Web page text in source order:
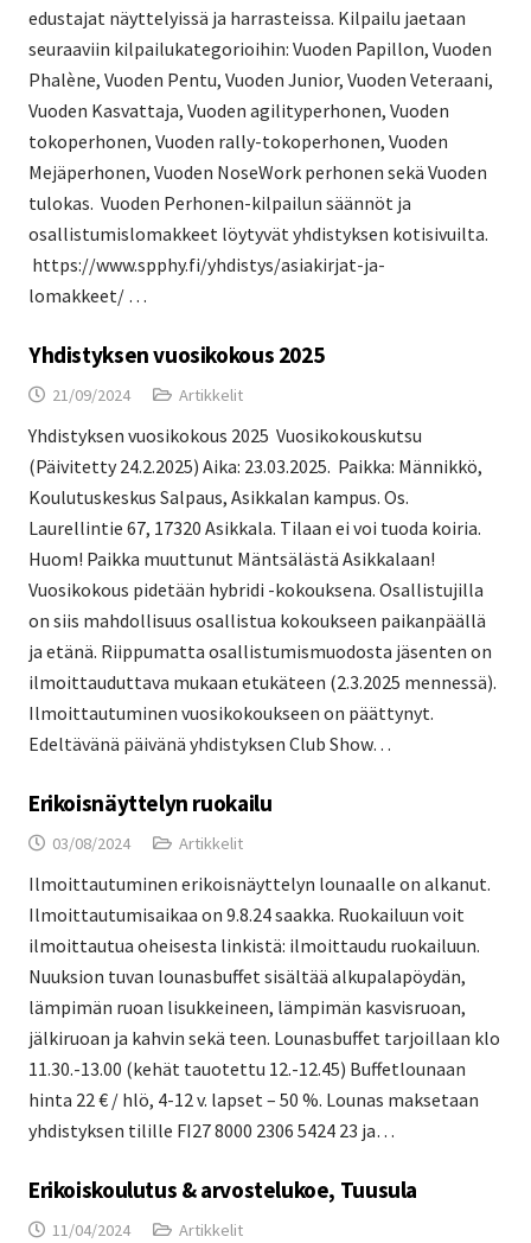
edustajat näyttelyissä ja harrasteissa. Kilpailu jaetaan
seuraaviin kilpailukategorioihin: Vuoden Papillon, Vuoden
Phalène, Vuoden Pentu, Vuoden Junior, Vuoden Veteraani,
Vuoden Kasvattaja, Vuoden agilityperhonen, Vuoden
tokoperhonen, Vuoden rally-tokoperhonen, Vuoden
Mejäperhonen, Vuoden NoseWork perhonen sekä Vuoden
tulokas. Vuoden Perhonen-kilpailun säännöt ja
osallistumislomakkeet löytyvät yhdistyksen kotisivuilta.
https://www.spphy.fi/yhdistys/asiakirjat-ja-
lomakkeet/ …
Yhdistyksen vuosikokous 2025
21/09/2024 Artikkelit
Yhdistyksen vuosikokous 2025 Vuosikokouskutsu
(Päivitetty 24.2.2025) Aika: 23.03.2025. Paikka: Männikkö,
Koulutuskeskus Salpaus, Asikkalan kampus. Os.
Laurellintie 67, 17320 Asikkala. Tilaan ei voi tuoda koiria.
Huom! Paikka muuttunut Mäntsälästä Asikkalaan!
Vuosikokous pidetään hybridi -kokouksena. Osallistujilla
on siis mahdollisuus osallistua kokoukseen paikanpäällä
ja etänä. Riippumatta osallistumismuodosta jäsenten on
ilmoittauduttava mukaan etukäteen (2.3.2025 mennessä).
Ilmoittautuminen vuosikokoukseen on päättynyt.
Edeltävänä päivänä yhdistyksen Club Show…
Erikoisnäyttelyn ruokailu
03/08/2024 Artikkelit
Ilmoittautuminen erikoisnäyttelyn lounaalle on alkanut.
Ilmoittautumisaikaa on 9.8.24 saakka. Ruokailuun voit
ilmoittautua oheisesta linkistä: ilmoittaudu ruokailuun.
Nuuksion tuvan lounasbuffet sisältää alkupalapöydän,
lämpimän ruoan lisukkeineen, lämpimän kasvisruoan,
jälkiruoan ja kahvin sekä teen. Lounasbuffet tarjoillaan klo
11.30.-13.00 (kehät tauotettu 12.-12.45) Buffetlounaan
hinta 22 € / hlö, 4-12 v. lapset – 50 %. Lounas maksetaan
yhdistyksen tilille FI27 8000 2306 5424 23 ja…
Erikoiskoulutus & arvostelukoe, Tuusula
11/04/2024 Artikkelit